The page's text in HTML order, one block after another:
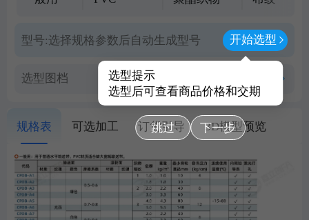
型号:选择规格参数后自动生成型号 开始选型
选型提示
选型后可查看商品价格和交期
跳过 下一步
选型图档
规格表 可选加工 订货引导 3D模型预览